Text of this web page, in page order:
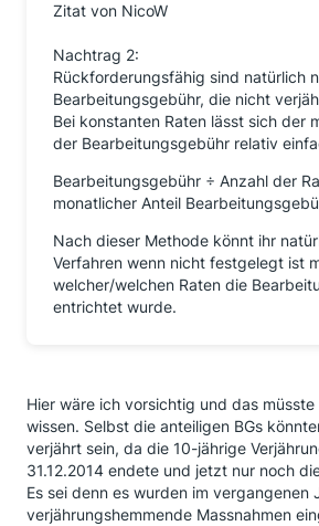
Zitat von NicoW
Nachtrag 2:
Rückforderungsfähig sind natürlich
Bearbeitungsgebühr, die nicht
Bei konstanten Raten lässt sich der
der Bearbeitungsgebühr relativ
Bearbeitungsgebühr ÷ Anzahl der
monatlicher Anteil
Nach dieser Methode könnt ihr
Verfahren wenn nicht festgelegt ist
welcher/welchen Raten die
entrichtet wurde.
Hier wäre ich vorsichtig und das
wissen. Selbst die anteiligen BGs
verjährt sein, da die 10-jährige
31.12.2014 endete und jetzt nur noch
Es sei denn es wurden im vergangenen
verjährungshemmende Massnahmen